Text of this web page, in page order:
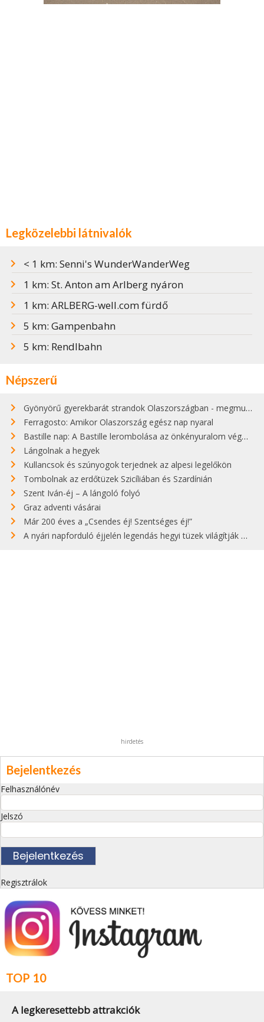
Legközelebbi látnivalók
< 1 km: Senni's WunderWanderWeg
1 km: St. Anton am Arlberg nyáron
1 km: ARLBERG-well.com fürdő
5 km: Gampenbahn
5 km: Rendlbahn
Népszerű
Gyönyörű gyerekbarát strandok Olaszországban - megmutatjuk a 15 legjobbat
Ferragosto: Amikor Olaszország egész nap nyaral
Bastille nap: A Bastille lerombolása az önkényuralom végét jelentette
Lángolnak a hegyek
Kullancsok és szúnyogok terjednek az alpesi legelőkön
Tombolnak az erdőtüzek Szicíliában és Szardínián
Szent Iván-éj – A lángoló folyó
Graz adventi vásárai
Már 200 éves a „Csendes éj! Szentséges éj!”
A nyári napforduló éjjelén legendás hegyi tüzek világítják meg Zugspitzét
hirdetés
Bejelentkezés
Felhasználónév
Jelszó
Regisztrálok
TOP 10
A legkeresettebb attrakciók